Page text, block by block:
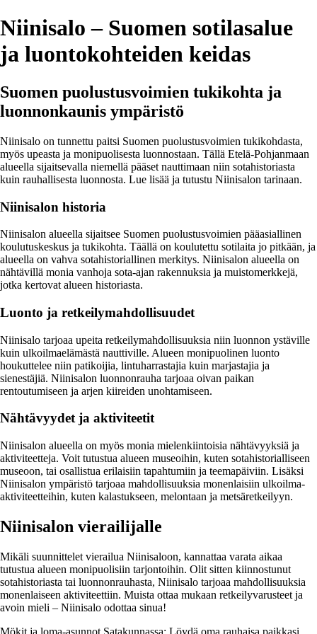
Niinisalo – Suomen sotilasalue
ja luontokohteiden keidas
Suomen puolustusvoimien tukikohta ja
luonnonkaunis ympäristö
Niinisalo on tunnettu paitsi Suomen puolustusvoimien tukikohdasta,
myös upeasta ja monipuolisesta luonnostaan. Tällä Etelä-Pohjanmaan
alueella sijaitsevalla niemellä pääset nauttimaan niin sotahistoriasta
kuin rauhallisesta luonnosta. Lue lisää ja tutustu Niinisalon tarinaan.
Niinisalon historia
Niinisalon alueella sijaitsee Suomen puolustusvoimien pääasiallinen
koulutuskeskus ja tukikohta. Täällä on koulutettu sotilaita jo pitkään, ja
alueella on vahva sotahistoriallinen merkitys. Niinisalon alueella on
nähtävillä monia vanhoja sota-ajan rakennuksia ja muistomerkkejä,
jotka kertovat alueen historiasta.
Luonto ja retkeilymahdollisuudet
Niinisalo tarjoaa upeita retkeilymahdollisuuksia niin luonnon ystäville
kuin ulkoilmaelämästä nauttiville. Alueen monipuolinen luonto
houkuttelee niin patikoijia, lintuharrastajia kuin marjastajia ja
sienestäjiä. Niinisalon luonnonrauha tarjoaa oivan paikan
rentoutumiseen ja arjen kiireiden unohtamiseen.
Nähtävyydet ja aktiviteetit
Niinisalon alueella on myös monia mielenkiintoisia nähtävyyksiä ja
aktiviteetteja. Voit tutustua alueen museoihin, kuten sotahistorialliseen
museoon, tai osallistua erilaisiin tapahtumiin ja teemapäiviin. Lisäksi
Niinisalon ympäristö tarjoaa mahdollisuuksia monenlaisiin ulkoilma-
aktiviteetteihin, kuten kalastukseen, melontaan ja metsäretkeilyyn.
Niinisalon vierailijalle
Mikäli suunnittelet vierailua Niinisaloon, kannattaa varata aikaa
tutustua alueen monipuolisiin tarjontoihin. Olit sitten kiinnostunut
sotahistoriasta tai luonnonrauhasta, Niinisalo tarjoaa mahdollisuuksia
monenlaiseen aktiviteettiin. Muista ottaa mukaan retkeilyvarusteet ja
avoin mieli – Niinisalo odottaa sinua!
Mökit ja loma-asunnot Satakunnassa: Löydä oma rauhaisa paikkasi